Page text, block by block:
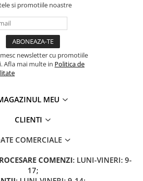
si promotiile noastre
newsletter cu promotiile
Afla mai multe in Politica de
MEU
CLIENTI
COMERCIALE
COMENZI: LUNI-VINERI: 9-
17;